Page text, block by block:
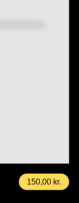
150,00 kr.